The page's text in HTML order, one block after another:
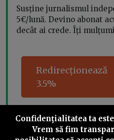
Susține jurnalismul
5€/lună. Devino abonat
decât ai crede. Îți
Redirecționează
3.5%
Confidenţialitatea ta
Vrem să fim